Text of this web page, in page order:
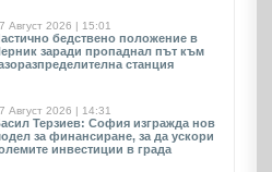
Август 2026 | 15:01
бедствено положение в
заради пропаднал път към
станция
Август 2026 | 14:31
Терзиев: София изгражда нов
за финансиране, за да ускори
инвестиции в града